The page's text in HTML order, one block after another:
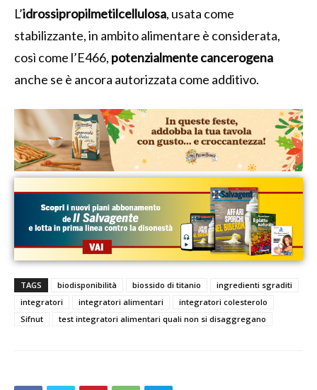
L’idrossipropilmetilcellulosa, usata come
stabilizzante, in ambito alimentare è considerata,
così come l’E466, potenzialmentecancerogena
anche se è ancora autorizzata come additivo.
TAGS biodisponibilità biossido di titanio
ingredienti sgraditi
integratori
integratori alimentari
integratori colesterolo
Sifnut
test integratori alimentari quali non si disaggregano